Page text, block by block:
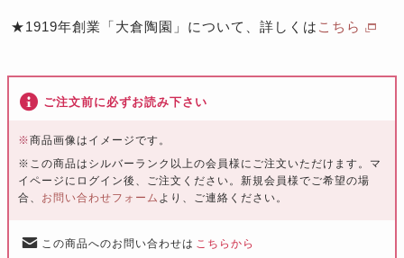
★1919年創業「大倉陶園」について、詳しくは こちら
ご注文前に必ずお読み下さい
※商品画像はイメージです。
※この商品はシルバーランク以上の会員様にご注文いただけます。マ
イページにログイン後、ご注文ください。新規会員様でご希望の場
合、 お問い合わせフォーム より、ご連絡ください。
この商品へのお問い合わせは こちらから